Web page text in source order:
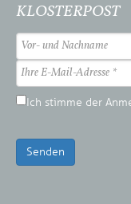
KLOSTERPOST
Ich stimme der
Senden